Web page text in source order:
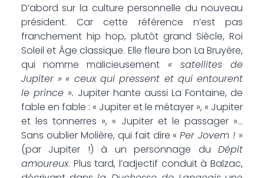
D’abord sur la culture personnelle du nouveau
président. Car cette référence n’est pas
franchement hip hop, plutôt grand Siècle, Roi
Soleil et Âge classique. Elle fleure bon La Bruyère,
qui nomme malicieusement « satellites de
Jupiter » « ceux qui pressent et qui entourent
le prince ». Jupiter hante aussi La Fontaine, de
fable en fable : « Jupiter et le métayer », « Jupiter
et les tonnerres », « Jupiter et le passager »…
Sans oublier Molière, qui fait dire «Per Jovem ! »
(par Jupiter !) à un personnage duDépit
amoureux. Plus tard, l’adjectif conduit à Balzac,